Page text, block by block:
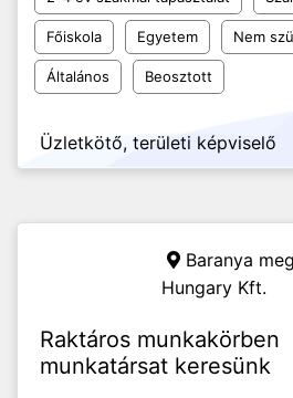
Főiskola Egyetem Nem
Általános Beosztott
Üzletkötő, területi képviselő
Baranya
Hungary Kft.
Raktáros munkakörben
munkatársat keresünk